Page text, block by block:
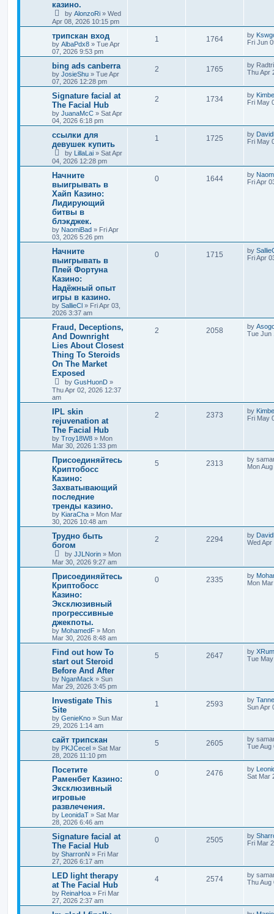
казино.
by AlonzoRi » Wed
Apr 08, 2026 10:15 pm
трипскан вход
by AlbaPdx8 » Tue Apr
07, 2026 9:53 pm
1 1764 by
Fri Jun
bing ads canberra
by JosieShu » Tue Apr
07, 2026 12:28 pm
2 1765 by
Thu Apr
Signature facial at
The Facial Hub
by JuanaMcC » Sat Apr
04, 2026 6:18 pm
2 1734 by
Fri May
ссылки для
девушек купить
by LillaLai » Sat Apr
04, 2026 12:28 pm
1 1725 by
Fri May
Начните
выигрывать в
Хайп Казино:
Лидирующий
битвы в
блэкджек.
by NaomiBad » Fri Apr
03, 2026 5:26 pm
0 1644 by
Fri Apr
Начните
выигрывать в
Плей Фортуна
Казино:
Надёжный опыт
игры в казино.
by SallieCl » Fri Apr 03,
2026 3:37 am
0 1715 by
Fri Apr
Fraud, Deceptions,
And Downright
Lies About Closest
Thing To Steroids
On The Market
Exposed
by GusHuonD »
Thu Apr 02, 2026 12:37
am
2 2058 by
Tue Jun
IPL skin
rejuvenation at
The Facial Hub
by Troy18W8 » Mon
Mar 30, 2026 1:33 pm
2 2373 by
Fri May
Присоединяйтесь
Криптобосс
Казино:
Захватывающий
последние
тренды казино.
by KiaraCha » Mon Mar
30, 2026 10:48 am
5 2313 by
Mon
Трудно быть
богом
by JJLNorin » Mon
Mar 30, 2026 9:27 am
2 2294 by
Wed
Присоединяйтесь
Криптобосс
Казино:
Эксклюзивный
прогрессивные
джекпоты.
by MohamedF » Mon
Mar 30, 2026 8:48 am
0 2335 by
Mon
Find out how To
start out Steroid
Before And After
by NganMack » Sun
Mar 29, 2026 3:45 pm
5 2647 by
Tue
Investigate This
Site
by GenieKno » Sun Mar
29, 2026 1:14 am
1 2593 by
Sun Apr
сайт трипскан
by PKJCecel » Sat Mar
28, 2026 11:10 pm
5 2605 by
Tue Aug
Посетите
Раменбет Казино:
Эксклюзивный
игровые
развлечения.
by LeonidaT » Sat Mar
28, 2026 6:46 am
0 2476 by
Sat Mar
Signature facial at
The Facial Hub
by SharronN » Fri Mar
27, 2026 6:17 am
0 2505 by
Fri Mar
LED light therapy
at The Facial Hub
by ReinaHoa » Fri Mar
27, 2026 2:37 am
4 2574 by
Thu Aug